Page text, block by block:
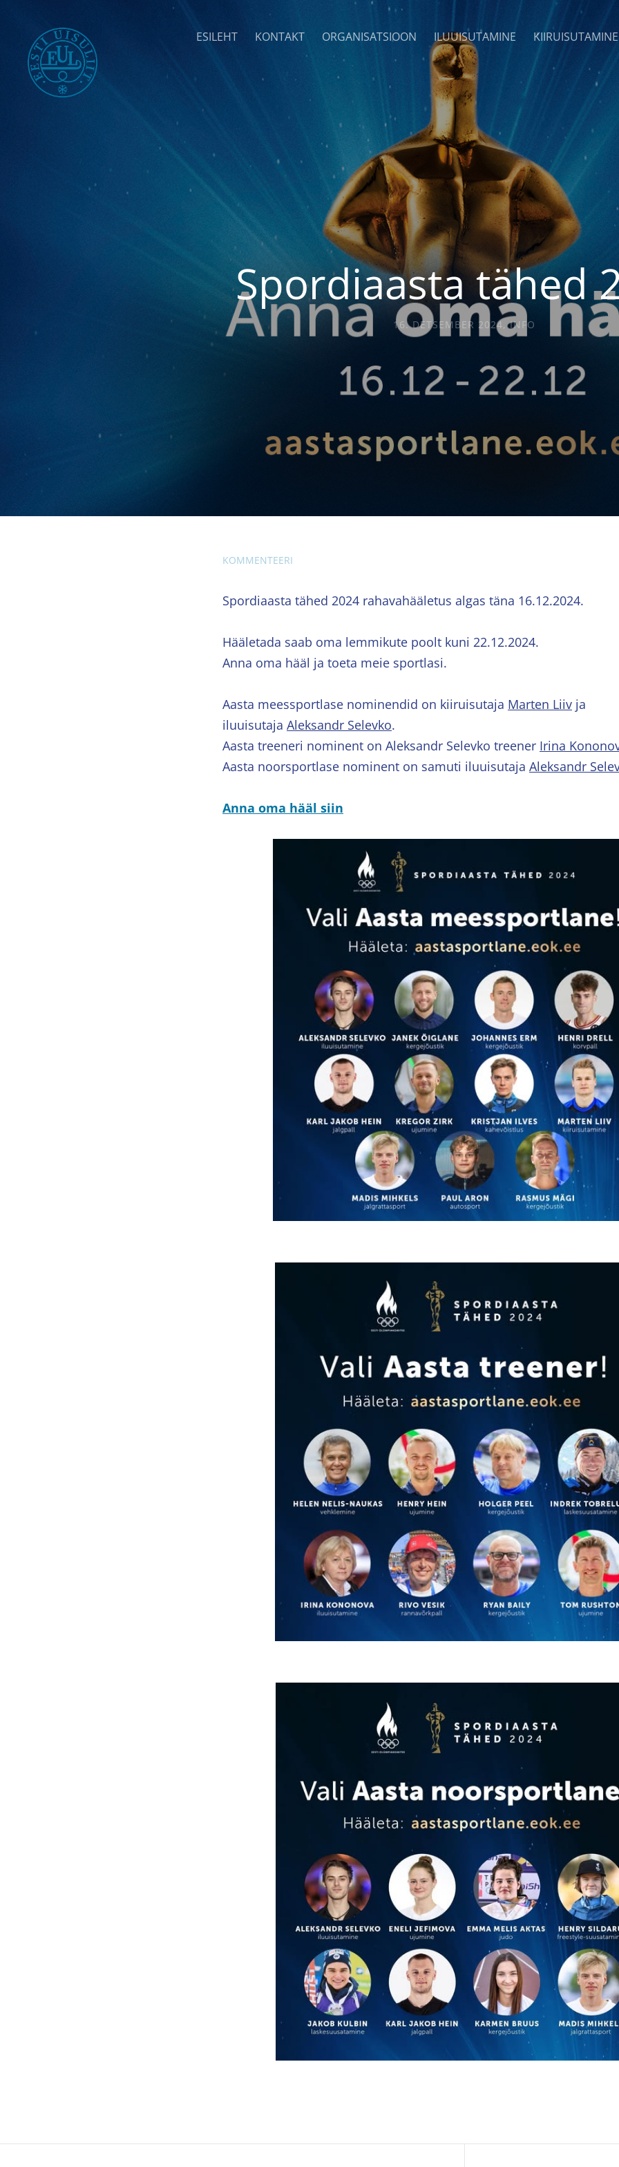
ESILEHT KONTAKT ORGANISATSIOON ILUUISUTAMINE KIIRUISUTAMINE
Spordiaasta tähed
16. DETSEMBER 2024,INFO
KOMMENTEERI
Spordiaasta tähed 2024 rahavahääletus algas täna 16.12.2024.
Hääletada saab oma lemmikute poolt kuni 22.12.2024.
Anna oma hääl ja toeta meie sportlasi.
Aasta meessportlase nominendid on kiiruisutaja Marten Liiv ja
iluuisutaja Aleksandr Selevko.
Aasta treeneri nominent on Aleksandr Selevko treener Irina
Aasta noorsportlase nominent on samuti iluuisutaja Aleksandr
Anna oma hääl siin